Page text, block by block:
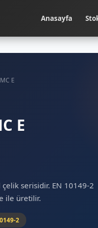
Anasayfa
E
E
çelik serisidir. EN 10149-2
ile üretilir.
2